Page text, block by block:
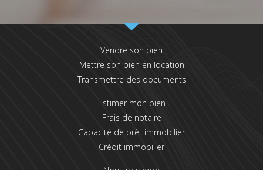
Vendre son bien
Mettre son bien en location
Transmettre des documents
Estimer mon bien
Frais de notaire
Capacité de prêt immobilier
Crédit immobilier